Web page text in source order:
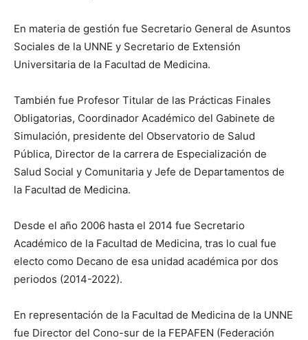
En materia de gestión fue Secretario General de Asuntos
Sociales de la UNNE y Secretario de Extensión
Universitaria de la Facultad de Medicina.
También fue Profesor Titular de las Prácticas Finales
Obligatorias, Coordinador Académico del Gabinete de
Simulación, presidente del Observatorio de Salud
Pública, Director de la carrera de Especialización de
Salud Social y Comunitaria y Jefe de Departamentos de
la Facultad de Medicina.
Desde el año 2006 hasta el 2014 fue Secretario
Académico de la Facultad de Medicina, tras lo cual fue
electo como Decano de esa unidad académica por dos
periodos (2014-2022).
En representación de la Facultad de Medicina de la UNNE
fue Director del Cono-sur de la FEPAFEN (Federación